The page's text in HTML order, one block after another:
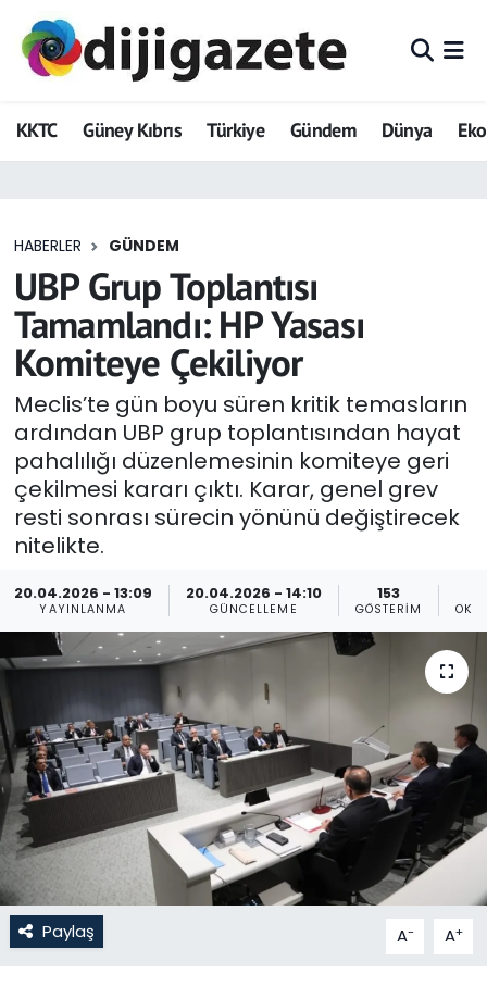
KKTC Güney Kıbrıs Türkiye Gündem Dünya
HABERLER GÜNDEM
UBP Grup Toplantısı
Tamamlandı: HP Yasası
Komiteye Çekiliyor
Meclis’te gün boyu süren kritik temasların
ardından UBP grup toplantısından hayat
pahalılığı düzenlemesinin komiteye geri
çekilmesi kararı çıktı. Karar, genel grev
resti sonrası sürecin yönünü değiştirecek
nitelikte.
20.04.2026 - 13:09
YAYINLANMA
20.04.2026 - 14:10
GÜNCELLEME
153
GÖSTERIM
Paylaş A- A+
ADVERTORIAL
Dijigazete
Eğitim
Ekonomi
Foto Galeri
GEZİ
Güncel
Gündem
KKTC
KKTC YEREL SEÇİM 2018
Kültür Sanat
Magazin
Moda
Nöbetçi Eczaneler
Otomobil Dünyası
Hava Durumu
Trafik Durumu
Tüm Manşetler
Son Dakika Haberleri
Haber Arşivi